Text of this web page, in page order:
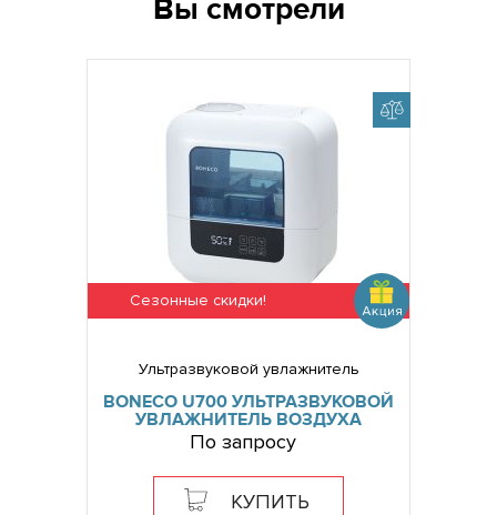
Вы смотрели
Сезонные скидки!
Ультразвуковой увлажнитель
BONECO U700 УЛЬТРАЗВУКОВОЙ
УВЛАЖНИТЕЛЬ ВОЗДУХА
По запросу
КУПИТЬ